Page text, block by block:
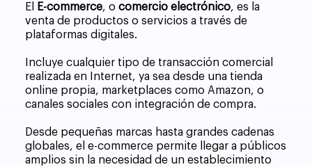
El
E-commerce, ocomercio electrónico, es la
venta de productos o servicios a través de
plataformas digitales.
Incluye cualquier tipo de transacción comercial
realizada en Internet, ya sea desde una tienda
online propia, marketplaces como Amazon, o
canales sociales con integración de compra.
Desde pequeñas marcas hasta grandes cadenas
globales, el e-commerce permite llegar a públicos
amplios sin la necesidad de un establecimiento